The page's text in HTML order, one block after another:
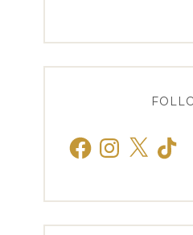
FacebookInstagram
X TikTok